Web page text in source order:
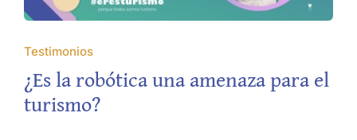
Testimonios
¿Es la robótica una amenaza para el
turismo?